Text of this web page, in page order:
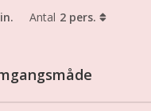
Antal 2 pers.